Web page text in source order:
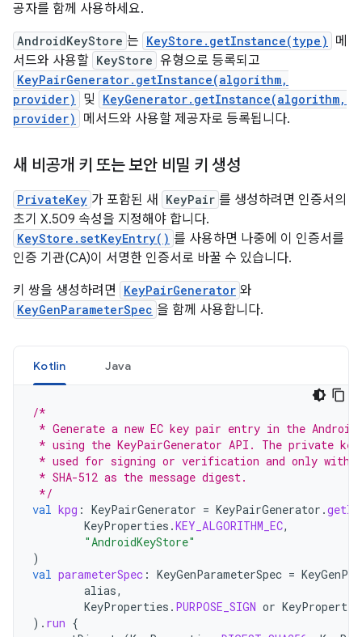
공자를 함께 사용하세요.
AndroidKeyStore 는 KeyStore.getInstance(type)
메
서드와 사용할 KeyStore 유형으로 등록되고
KeyPairGenerator.getInstance(algorithm,
provider)
및 KeyGenerator.getInstance(algorithm,
provider)
메서드와 사용할 제공자로 등록됩니다.
새 비공개 키 또는 보안 비밀 키 생성
PrivateKey 가 포함된 새 KeyPair 를 생성하려면 인증서의
초기 X.509 속성을 지정해야 합니다.
KeyStore.setKeyEntry() 를 사용하면 나중에 이 인증서를
인증 기관(CA)이 서명한 인증서로 바꿀 수 있습니다.
키 쌍을 생성하려면
KeyPairGenerator 와
KeyGenParameterSpec 을 함께 사용합니다.
Kotlin Java
/*
* Generate a new EC key pair entry in the Android
* using the KeyPairGenerator API. The private
* used for signing or verification and only with
* SHA-512 as the message digest.
*/
val kpg : KeyPairGenerator = KeyPairGenerator .
KeyProperties .KEY_ALGORITHM_EC,
"AndroidKeyStore"
)
val parameterSpec : KeyGenParameterSpec =
alias,
KeyProperties . PURPOSE_SIGN or
). run {